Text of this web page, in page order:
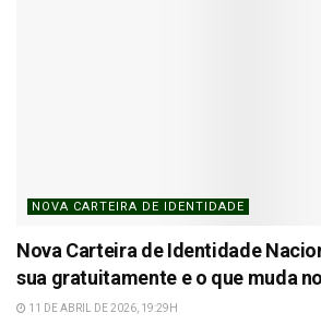
NOVA CARTEIRA DE IDENTIDADE
Nova Carteira de Identidade
sua gratuitamente e o que muda
11 DE ABRIL DE 2026, 19:29H